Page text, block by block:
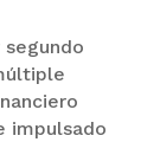
segundo
impulsado